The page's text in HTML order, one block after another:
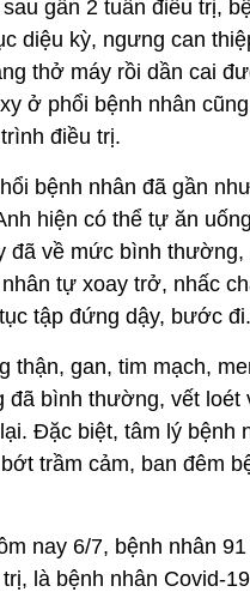
gần 2 tuần điều trị,
diệu kỳ, ngưng can
thở máy rồi dần cai
ở phổi bệnh nhân
điều trị.
bệnh nhân đã gần
hiện có thể tự ăn
đã về mức bình thường,
tự xoay trở, nhấc
tập đứng dậy, bước đi.
thận, gan, tim mạch,
đã bình thường, vết loét
Đặc biệt, tâm lý bệnh
trầm cảm, ban đêm
nay 6/7, bệnh nhân
là bệnh nhân Covid-